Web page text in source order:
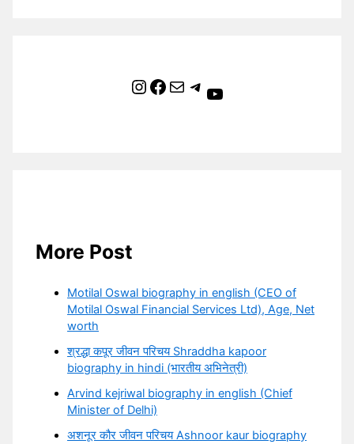
Instagram Facebook Mail Telegram YouTube
More Post
Motilal Oswal biography in english (CEO of
Motilal Oswal Financial Services Ltd), Age, Net
worth
श्रद्धा कपूर जीवन परिचय Shraddha kapoor
biography in hindi (भारतीय अभिनेत्री)
Arvind kejriwal biography in english (Chief
Minister of Delhi)
अशनूर कौर जीवन परिचय Ashnoor kaur biography